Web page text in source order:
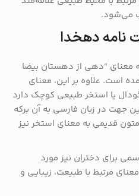
می‌شود.
نامه دهخدا
معنای “دهی از دهستان بیضا
است. علاوه بر این، معنای
یا استخر طبیعی کوچک دارد
جهت در زبان فارسی به آن برکه
قدیمی به معنای استخر نیز
برای دختران نیز مورد
مرتبط با طبیعت، زیبایی و